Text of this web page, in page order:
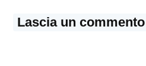
Lascia un commento